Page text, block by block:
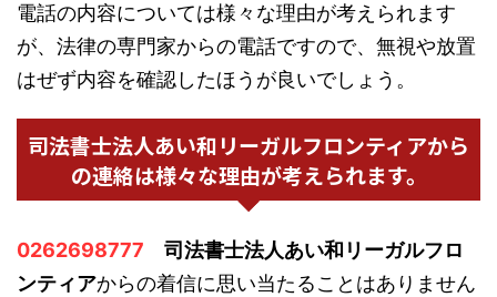
電話の内容については様々な理由が考えられます
が、法律の専門家からの電話ですので、無視や放置
はぜず内容を確認したほうが良いでしょう。
司法書士法人あい和リーガルフロンティアから
の連絡は様々な理由が考えられます。
0262698777
司法書士法人あい和リーガルフロ
ンティアからの着信に思い当たることはありません